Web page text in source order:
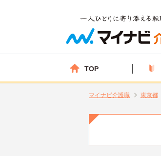
TOP
マイナビ介護職 東京都